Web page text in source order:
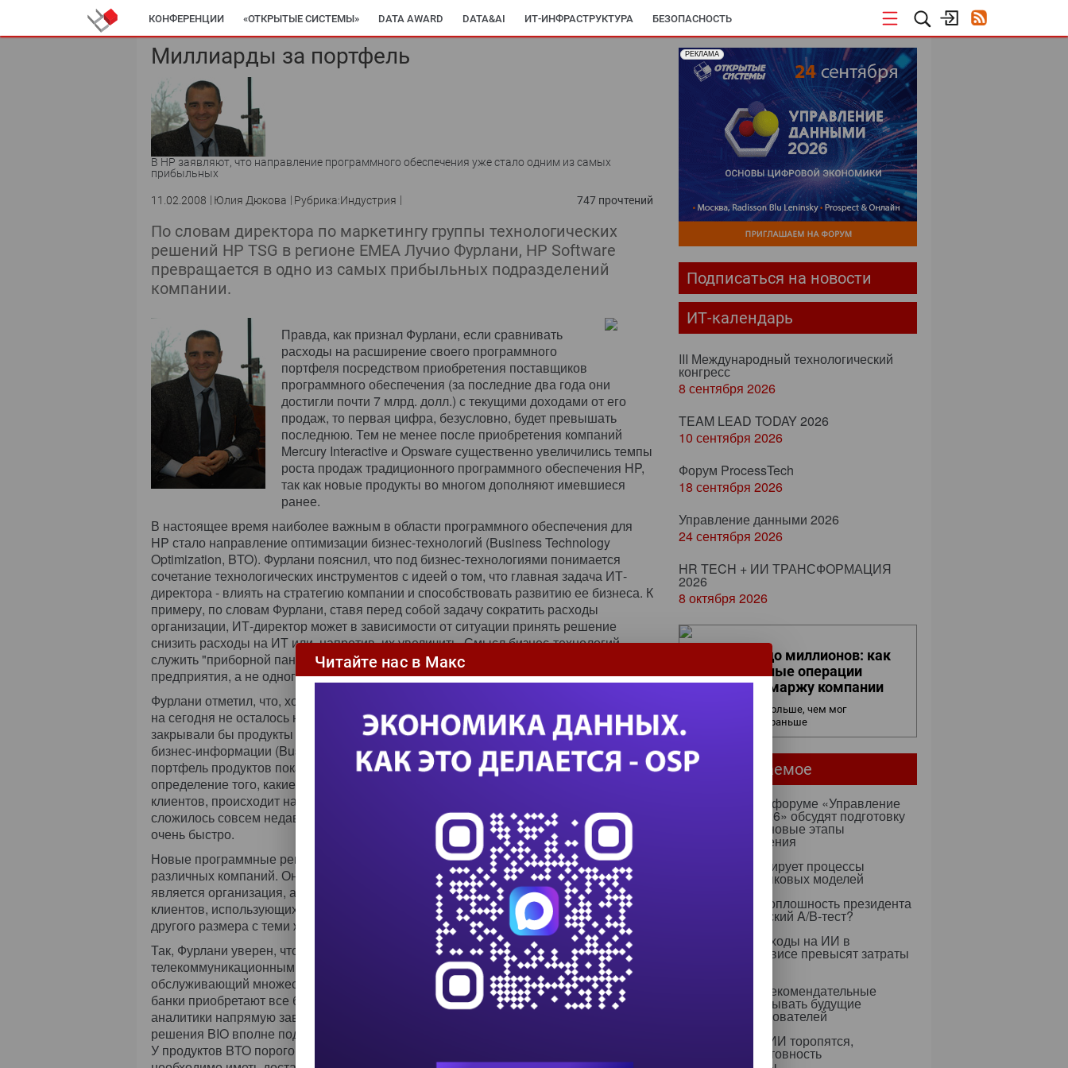
КОНФЕРЕНЦИИ «ОТКРЫТЫЕ СИСТЕМЫ» DATA AWARD DATA&AI ИТ-ИНФРАСТРУКТУРА БЕЗОПАСНОСТЬ
Миллиарды за портфель
В HP заявляют, что направление программного обеспечения уже стало одним из самых
прибыльных
11.02.2008 Юлия Дюкова Рубрика:Индустрия 747 прочтений
По словам директора по маркетингу группы технологических
решений НР TSG в регионе EMEA Лучио Фурлани, HP Software
превращается в одно из самых прибыльных подразделений
компании.
Правда, как признал Фурлани, если сравнивать
расходы на расширение своего программного
портфеля посредством приобретения поставщиков
программного обеспечения (за последние два года они
достигли почти 7 млрд. долл.) с текущими доходами от его
продаж, то первая цифра, безусловно, будет превышать
последнюю. Тем не менее после приобретения компаний
Mercury Interactive и Opsware существенно увеличились темпы
роста продаж традиционного программного обеспечения HP,
так как новые продукты во многом дополняют имевшиеся
ранее.
В настоящее время наиболее важным в области программного обеспечения для
HP стало направление оптимизации бизнес-технологий (Business Technology
Optimization, BTO). Фурлани пояснил, что под бизнес-технологиями понимается
сочетание технологических инструментов с идеей о том, что главная задача ИТ-
директора - влиять на стратегию компании и способствовать развитию ее бизнеса. К
примеру, по словам Фурлани, ставя перед собой задачу сократить расходы
организации, ИТ-директор может в зависимости от ситуации принять решение
снизить расходы на ИТ или, напротив, их увеличить. Смысл бизнес-технологий -
служить "приборной панелью", помогающей ИТ-директору управлять на уровне
предприятия, а не одного отдела.
Фурлани отметил, что, хотя HP продолжает активно расширять направление BTO,
на сегодня не осталось ни одного аспекта в области бизнес-технологий, который не
закрывали бы продукты и услуги HP. Иначе обстоят дела в сфере оптимизации
бизнес-информации (Business Information Optimization, BIO). Соответствующий
портфель продуктов пока достаточно ограничен; сегментация данного рынка, как и
определение того, какие продукты будут лучше всего удовлетворять требованиям
клиентов, происходит на наших глазах. Как подчеркнул Фурлани, понятие BIO
сложилось совсем недавно, и инструменты бизнес-аналитики эволюционируют
очень быстро.
Новые программные решения HP подходят, по утверждению Фурлани, для самых
различных компаний. Он отметил, что главный вопрос не в том, насколько крупной
является организация, а в том, в какой сфере деятельности она занята: "Один из
клиентов, использующих наши технологии BIO, - это Wal-Mart… Но есть и компании
другого размера с теми же потребностями".
Так, Фурлани уверен, что решения BIO будут полезны всем без исключения
телекоммуникационным компаниям. Еще один типичный заказчик - банк,
обслуживающий множество мелких клиентов. Фурлани рассказал, что сегодня такие
банки приобретают все более сложные решения HP BIO, так как от уровня бизнес-
аналитики напрямую зависит лояльность их клиентов. Он добавил также, что
решения BIO вполне подойдут компаниям с численностью персонала 100 человек.
У продуктов BTO пороговая величина выше, ведь для их использования
РЕКЛАМА
Подписаться на новости
ИТ-календарь
III Международный технологический
конгресс
8 сентября 2026
TEAM LEAD TODAY 2026
10 сентября 2026
Форум ProcessTech
18 сентября 2026
Управление данными 2026
24 сентября 2026
HR TECH + ИИ ТРАНСФОРМАЦИЯ
2026
8 октября 2026
От кликов до миллионов: как
повседневные операции
влияют на маржу компании
Бизнес видит больше, чем мог
предположить раньше
Самое читаемое
24 сентября на форуме «Управление
данными — 2026» обсудят подготовку
данных к ИИ и новые этапы
импортозамещения
Т-Банк оптимизирует процессы
дообучения языковых моделей
Казус Rapidus: оплошность президента
или стратегический A/B-тест?
К 2030 году расходы на ИИ в
клиентском сервисе превысят затраты
В VK научили рекомендательные
алгоритмы учитывать будущие
интересы пользователей
С внедрением ИИ торопятся,
игнорируя неготовность
Читайте нас в Макс